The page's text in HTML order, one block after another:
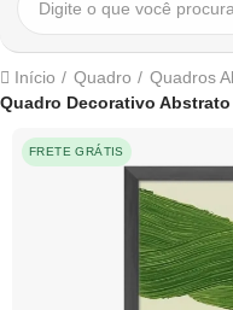
Início Quadro
Quadros
Quadro Decorativo Abstrato
FRETE GRÁTIS